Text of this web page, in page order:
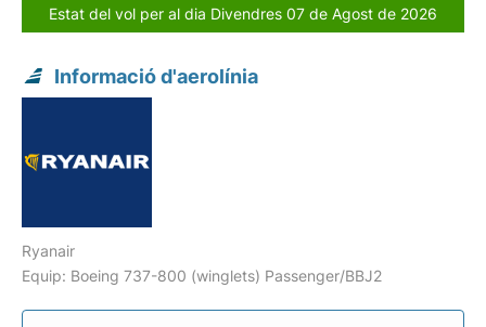
Estat del vol per al dia Divendres 07 de Agost de 2026
Informació d'aerolínia
Ryanair
Equip: Boeing 737-800 (winglets) Passenger/BBJ2